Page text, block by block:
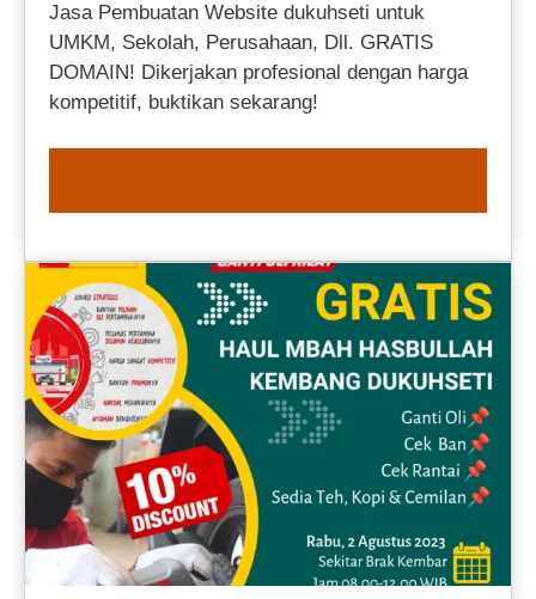
Jasa Pembuatan Website dukuhseti untuk
UMKM, Sekolah, Perusahaan, Dll. GRATIS
DOMAIN! Dikerjakan profesional dengan harga
kompetitif, buktikan sekarang!